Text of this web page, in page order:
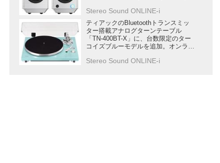
Stereo Sound ONLINE-i
ティアックのBluetoothトランスミッ
ター搭載アナログターンテーブル
「TN-400BT-X」に、台数限定のター
コイズブルーモデルを追加。オンライ
Stereo Sound ONLINE-i